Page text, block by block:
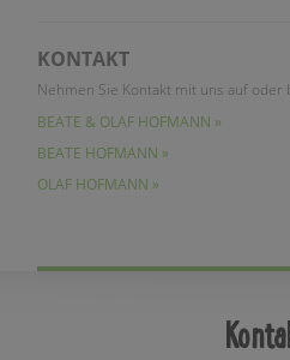
KONTAKT
Nehmen Sie Kontakt mit uns auf oder
BEATE & OLAF HOFMANN »
BEATE HOFMANN »
OLAF HOFMANN »